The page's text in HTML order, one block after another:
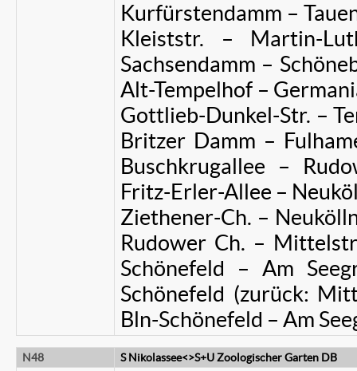
Kurfürstendamm –
Kleiststr. – Martin-
Sachsendamm –
Alt-Tempelhof –
Gottlieb-Dunkel-Str. –
Britzer Damm –
Buschkrugallee –
Fritz-Erler-Allee –
Ziethener-Ch. –
Rudower Ch. –
Schönefeld – Am
Schönefeld (zurück:
Bln-Schönefeld – Am
N48 S Nikolassee<>S+U Zoologischer Garten DB